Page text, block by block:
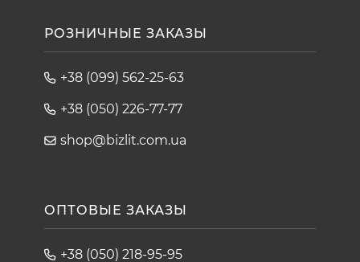
РОЗНИЧНЫЕ ЗАКАЗЫ
+38 (099) 562-25-63
+38 (050) 226-77-77
shop@bizlit.com.ua
ОПТОВЫЕ ЗАКАЗЫ
+38 (050) 218-95-95